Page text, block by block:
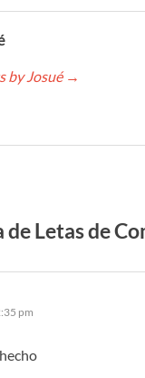
by Josué →
Letas de
pm